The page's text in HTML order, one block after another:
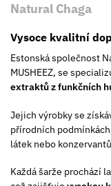
Natural Chaga
Vysoce kvalitní
Estonská společnost
MUSHEEZ, se
extraktů z funkčních
Jejich výrobky se
přírodních
látek nebo
Každá šarže prochází